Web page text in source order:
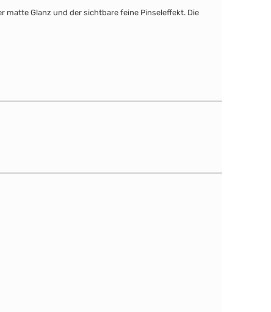
matte Glanz und der sichtbare feine Pinseleffekt. Die